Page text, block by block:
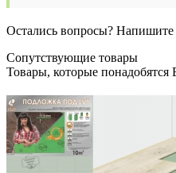
Остались вопросы? Напишите
Сопутствующие товары
Товары, которые